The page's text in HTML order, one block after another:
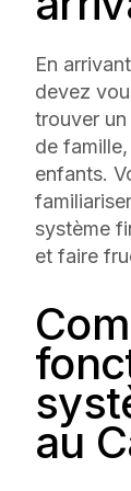
En
devez
trouver
de
enfants.
système
et faire
au